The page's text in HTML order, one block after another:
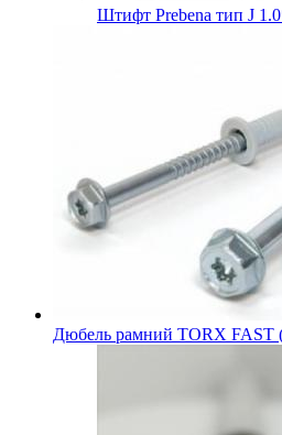
Штифт Prebena тип J
Дюбель рамний TORX FAST